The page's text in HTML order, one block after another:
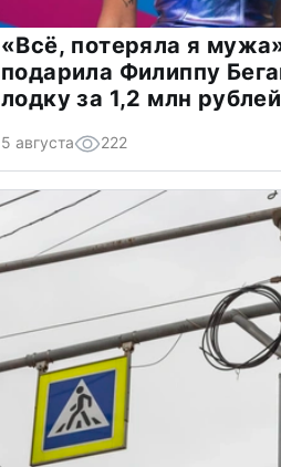
«Всё, потеряла я
подарила Филиппу
лодку за 1,2 млн рублей
5 августа 222